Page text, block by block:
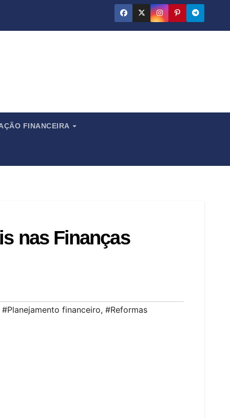
FINANCEIRA
nas Finanças
#Planejamento financeiro, #Reformas